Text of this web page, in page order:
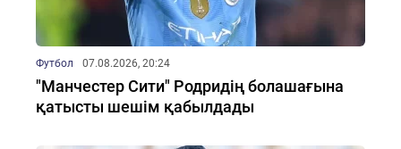
Футбол 07.08.2026, 20:24
"Манчестер Сити" Родридің болашағына
қатысты шешім қабылдады